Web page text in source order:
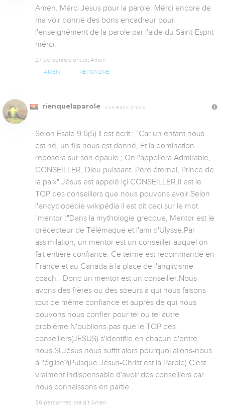
Amen. Mérci Jesus pour la parole. Mérci encore de
ma voir donné des bons encadreur pour
l'enseignément de la parole par l'aide du Saint-Esprit
mérci.
27 personnes ont dit Amen
AMEN RÉPONDRE
rienquelaparole Il y a 15 ans, 2 mois
Selon Esaie 9:6(5) il est écrit : "Car un enfant nous
est né, un fils nous est donné, Et la domination
reposera sur son épaule ; On l'appellera Admirable,
CONSEILLER, Dieu puissant, Père éternel, Prince de
la paix".Jésus est appelé içi CONSEILLER.Il est le
TOP des conseillers que nous pouvons avoir.Selon
l'encyclopedie wikipédia il est dit ceci sur le mot
"mentor":"Dans la mythologie grecque, Mentor est le
précepteur de Télémaque et l'ami d'Ulysse.Par
assimilation, un mentor est un conseiller auquel on
fait entière confiance. Ce terme est recommandé en
France et au Canada à la place de l'anglicisme
coach." Donc un mentor est un conseiller.Nous
avons des frères ou des soeurs à qui nous faisons
tout de même confiance et auprès de qui nous
pouvons nous confier pour tel ou tel autre
problème.N'oublions pas que le TOP des
conseillers(JESUS) s'identifie en chacun d'entre
nous.Si Jésus nous suffit alors pourquoi allons-nous
à l'église?(Puisque Jésus-Christ est la Parole).C'est
vraiment indispensable d'avoir des conseillers car
nous connaissons en partie.
36 personnes ont dit Amen